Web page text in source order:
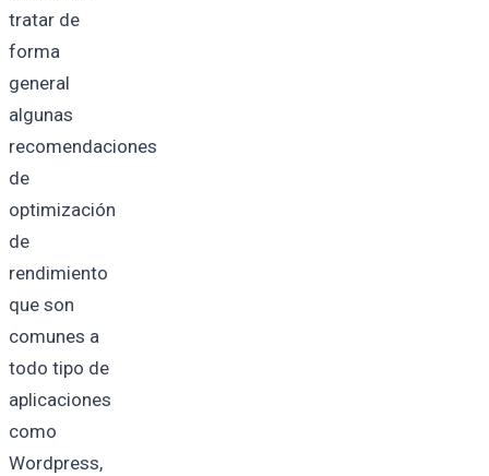
tratar de
forma
general
algunas
recomendaciones
de
optimización
de
rendimiento
que son
comunes a
todo tipo de
aplicaciones
como
Wordpress,